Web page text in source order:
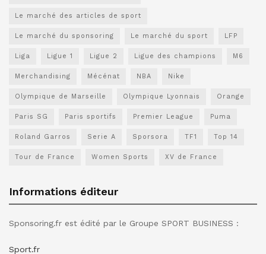
Le marché des articles de sport
Le marché du sponsoring Le marché du sport LFP
Liga Ligue 1 Ligue 2 Ligue des champions M6
Merchandising Mécénat NBA Nike
Olympique de Marseille Olympique Lyonnais Orange
Paris SG Paris sportifs Premier League Puma
Roland Garros Serie A Sporsora TF1 Top 14
Tour de France Women Sports XV de France
Informations éditeur
Sponsoring.fr est édité par le Groupe SPORT BUSINESS :
Sport.fr